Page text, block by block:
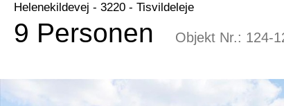
Helenekildevej - 3220 - Tisvildeleje
9 Personen Objekt Nr.: 124-